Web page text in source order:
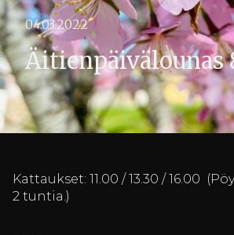
04.03.2022
Äitienpäivälounas
Kattaukset: 11.00 / 13.30 / 16.00
2 tuntia.)